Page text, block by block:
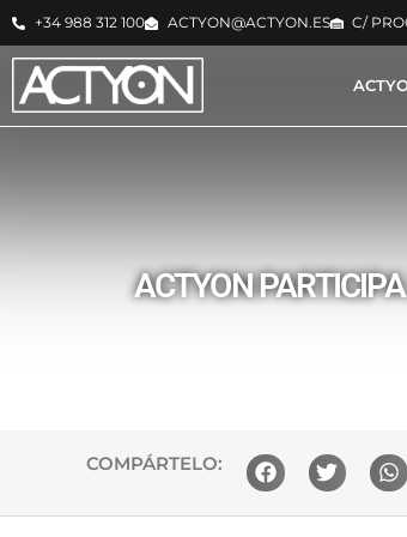
+34 988 312 100 ACTYON@ACTYON.ES C/
ACTYON
COMPÁRTELO: